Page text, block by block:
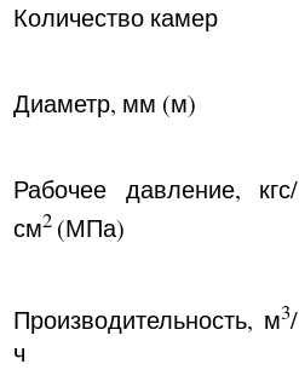
Количество камер
Диаметр, мм (м)
Рабочее давление, кгс/
см2 (МПа)
Производительность, м3/
ч